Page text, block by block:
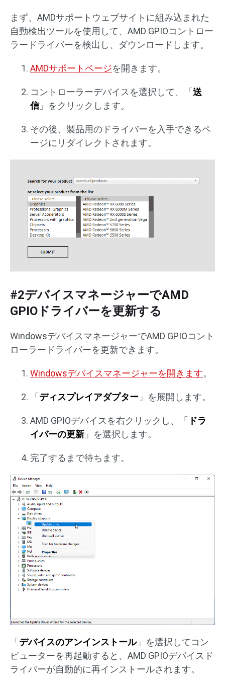
まず、AMDサポートウェブサイトに組み込まれた
自動検出ツールを使用して、AMD GPIOコントロー
ラードライバーを検出し、ダウンロードします。
AMDサポートページを開きます。
コントローラーデバイスを選択して、「 送
信」をクリックします。
その後、製品用のドライバーを入手できるペ
ージにリダイレクトされます。
#2デバイスマネージャーでAMD
GPIOドライバーを更新する
WindowsデバイスマネージャーでAMD GPIOコント
ローラードライバーを更新できます。
Windowsデバイスマネージャーを開きます。
「 ディスプレイアダプター 」を展開します。
AMD GPIOデバイスを右クリックし、「 ドラ
イバーの更新 」を選択します。
完了するまで待ちます。
「 デバイスのアンインストール」を選択してコン
ピューターを再起動すると、AMD GPIOデバイスド
ライバーが自動的に再インストールされます。